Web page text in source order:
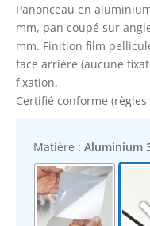
Panonceau en
mm, pan coupé sur
mm. Finition film
face arrière (aucune
fixation.
Certifié conforme
Matière : Aluminium